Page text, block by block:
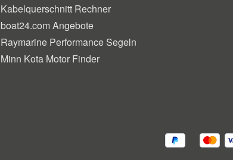
Kabelquerschnitt Rechner
boat24.com Angebote
Raymarine Performance Segeln
Minn Kota Motor Finder